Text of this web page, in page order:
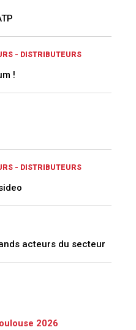
- DISTRIBUTEURS
!
- DISTRIBUTEURS
acteurs du secteur
2026